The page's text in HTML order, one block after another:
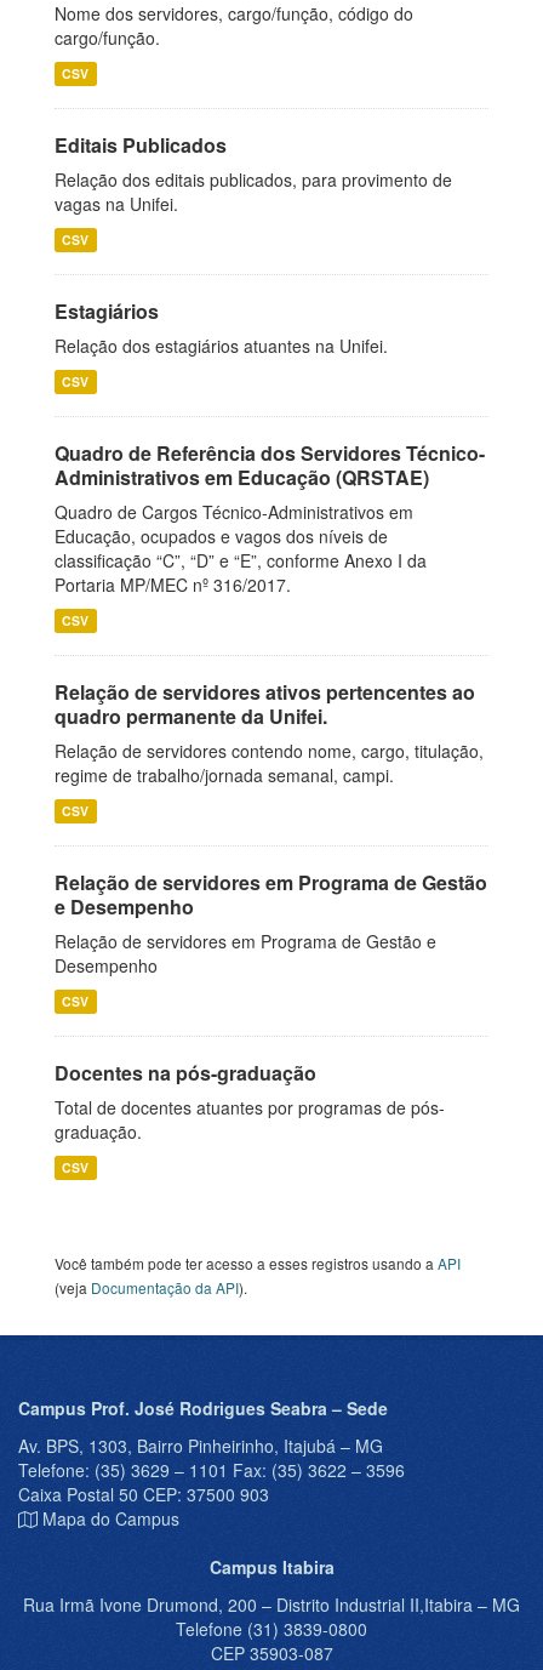
Nome dos servidores, cargo/função, código do
cargo/função.
CSV
Editais Publicados
Relação dos editais publicados, para provimento de
vagas na Unifei.
CSV
Estagiários
Relação dos estagiários atuantes na Unifei.
CSV
Quadro de Referência dos Servidores Técnico-
Administrativos em Educação (QRSTAE)
Quadro de Cargos Técnico-Administrativos em
Educação, ocupados e vagos dos níveis de
classificação “C”, “D” e “E”, conforme Anexo I da
Portaria MP/MEC nº 316/2017.
CSV
Relação de servidores ativos pertencentes ao
quadro permanente da Unifei.
Relação de servidores contendo nome, cargo, titulação,
regime de trabalho/jornada semanal, campi.
CSV
Relação de servidores em Programa de Gestão
e Desempenho
Relação de servidores em Programa de Gestão e
Desempenho
CSV
Docentes na pós-graduação
Total de docentes atuantes por programas de pós-
graduação.
CSV
Você também pode ter acesso a esses registros usando a API
(veja Documentação da API).
Campus Prof. José Rodrigues Seabra – Sede
Av. BPS, 1303, Bairro Pinheirinho, Itajubá – MG
Telefone: (35) 3629 – 1101 Fax: (35) 3622 – 3596
Caixa Postal 50 CEP: 37500 903
Mapa do Campus
Campus Itabira
Rua Irmã Ivone Drumond, 200 – Distrito Industrial II,Itabira – MG
Telefone (31) 3839-0800
CEP 35903-087